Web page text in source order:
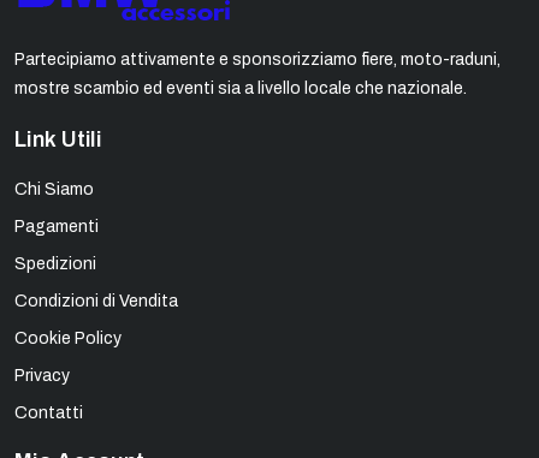
Partecipiamo attivamente e sponsorizziamo fiere, moto-raduni,
mostre scambio ed eventi sia a livello locale che nazionale.
Link Utili
Chi Siamo
Pagamenti
Spedizioni
Condizioni di Vendita
Cookie Policy
Privacy
Contatti